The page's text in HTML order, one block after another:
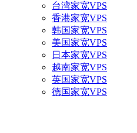
台湾家宽VPS
香港家宽VPS
韩国家宽VPS
美国家宽VPS
日本家宽VPS
越南家宽VPS
英国家宽VPS
德国家宽VPS